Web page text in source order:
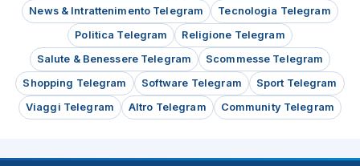
News & Intrattenimento Telegram
Tecnologia Telegram
Politica Telegram
Religione Telegram
Salute & Benessere Telegram
Scommesse Telegram
Shopping Telegram
Software Telegram
Sport Telegram
Viaggi Telegram
Altro Telegram Community Telegram